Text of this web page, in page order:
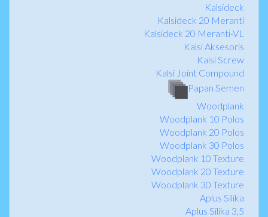
Kalsideck
Kalsideck 20 Meranti
Kalsideck 20 Meranti-VL
Kalsi Aksesoris
Kalsi Screw
Kalsi Joint Compound
Papan Semen
Woodplank
Woodplank 10 Polos
Woodplank 20 Polos
Woodplank 30 Polos
Woodplank 10 Texture
Woodplank 20 Texture
Woodplank 30 Texture
Aplus Silika
Aplus Silika 3,5